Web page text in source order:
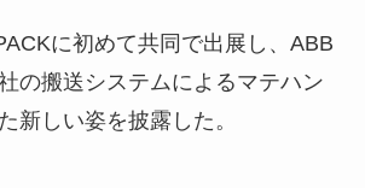
に初めて共同で出展し、ABB
の搬送システムによるマテハン
新しい姿を披露した。